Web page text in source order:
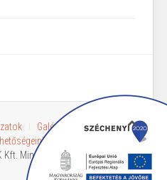
Galéria
Bérlőink
Kft. Minden jog fenntartva!